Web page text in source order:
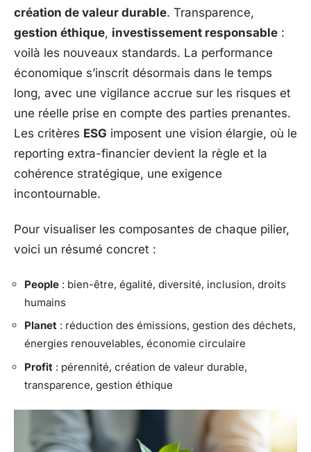
création de valeur durable. Transparence,
gestion éthique, investissement responsable :
voilà les nouveaux standards. La performance
économique s’inscrit désormais dans le temps
long, avec une vigilance accrue sur les risques et
une réelle prise en compte des parties prenantes.
Les critères ESG imposent une vision élargie, où le
reporting extra-financier devient la règle et la
cohérence stratégique, une exigence
incontournable.
Pour visualiser les composantes de chaque pilier,
voici un résumé concret :
People : bien-être, égalité, diversité, inclusion, droits
humains
Planet : réduction des émissions, gestion des déchets,
énergies renouvelables, économie circulaire
Profit : pérennité, création de valeur durable,
transparence, gestion éthique